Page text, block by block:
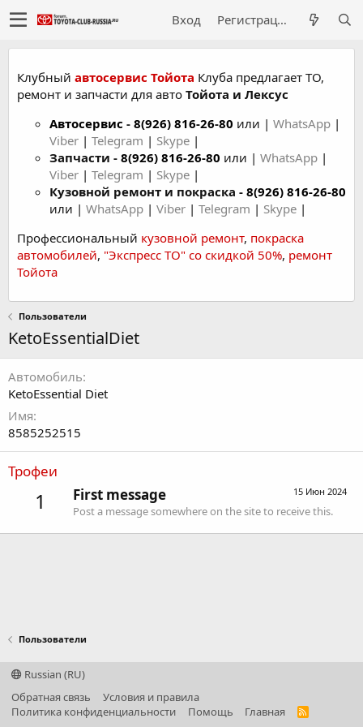
Вход Регистрация
Клубный автосервис Тойота Клуба предлагает ТО,
ремонт и запчасти для авто Тойота и Лексус
Автосервис - 8(926) 816-26-80 или | WhatsApp |
Viber | Telegram | Skype |
Запчасти - 8(926) 816-26-80 или | WhatsApp |
Viber | Telegram | Skype |
Кузовной ремонт и покраска - 8(926) 816-26-80
или | WhatsApp | Viber | Telegram | Skype |
Профессиональный кузовной ремонт, покраска
автомобилей, "Экспресс ТО" со скидкой 50%, ремонт
Тойота
Пользователи
KetoEssentialDiet
Автомобиль
KetoEssential Diet
Имя
8585252515
Трофеи
1 15 Июн 2024
First message
Post a message somewhere on the site to receive this.
Пользователи
Russian (RU)
Обратная связь
Условия и правила
Политика конфиденциальности
Помощь Главная
R